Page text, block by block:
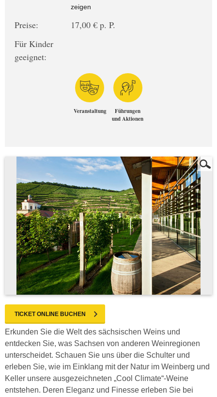
zeigen
Preise:
17,00 € p. P.
Für Kinder
geeignet:
Veranstaltung
Führungen
und Aktionen
TICKET ONLINE BUCHEN
Erkunden Sie die Welt des sächsischen Weins und
entdecken Sie, was Sachsen von anderen Weinregionen
unterscheidet. Schauen Sie uns über die Schulter und
erleben Sie, wie im Einklang mit der Natur im Weinberg und
Keller unsere ausgezeichneten „Cool Climate“-Weine
entstehen. Deren Eleganz und Finesse erleben Sie bei